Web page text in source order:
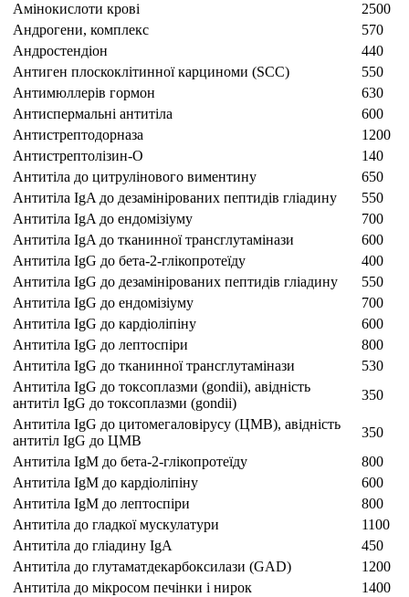
Амінокислоти крові
2500
Андрогени, комплекс
570
Андростендіон
440
Антиген плоскоклітинної карциноми (SCC)
550
Антимюллерів гормон
630
Антиспермальні антитіла
600
Антистрептодорназа
1200
Антистрептолізин-О
140
Антитіла до цитрулінового виментину
650
Антитіла IgA до дезамінірованих пептидів гліадину
550
Антитіла IgA до ендомізіуму
700
Антитіла IgA до тканинної трансглутамінази
600
Антитіла IgG до бета-2-глікопротеїду
400
Антитіла IgG до дезамінірованих пептидів гліадину
550
Антитіла IgG до ендомізіуму
700
Антитіла IgG до кардіоліпіну
600
Антитіла IgG до лептоспіри
800
Антитіла IgG до тканинної трансглутамінази
530
Антитіла IgG до токсоплазми (gondii), авідність
антитіл IgG до токсоплазми (gondii)
350
Антитіла IgG до цитомегаловірусу (ЦМВ), авідність
антитіл IgG до ЦМВ
350
Антитіла IgM до бета-2-глікопротеїду
800
Антитіла IgM до кардіоліпіну
600
Антитіла IgМ до лептоспіри
800
Антитіла до гладкої мускулатури
1100
Антитіла до гліадину IgA
450
Антитіла до глутаматдекарбоксилази (GAD)
1200
Антитіла до мікросом печінки і нирок
1400